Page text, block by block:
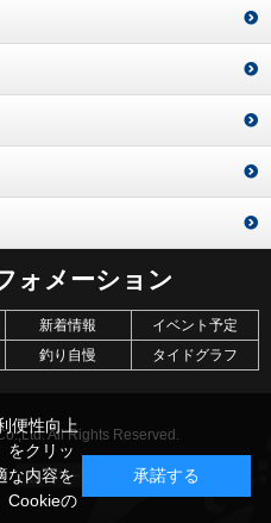
ォメーション
新着情報
イベント予定
釣り自慢
タイドグラフ
All Rights Reserved.
便性向上
をクリッ
な内容を
Cookieの
承諾する